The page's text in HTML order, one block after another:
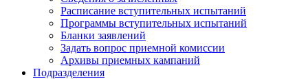
Расписание вступительных испытаний
Программы вступительных испытаний
Бланки заявлений
Задать вопрос приемной комиссии
Архивы приемных кампаний
Подразделения